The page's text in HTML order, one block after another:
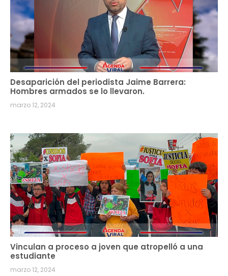
Desaparición del periodista Jaime Barrera:
Hombres armados se lo llevaron.
marzo 12, 2024
Vinculan a proceso a joven que atropelló a una
estudiante
marzo 12, 2024